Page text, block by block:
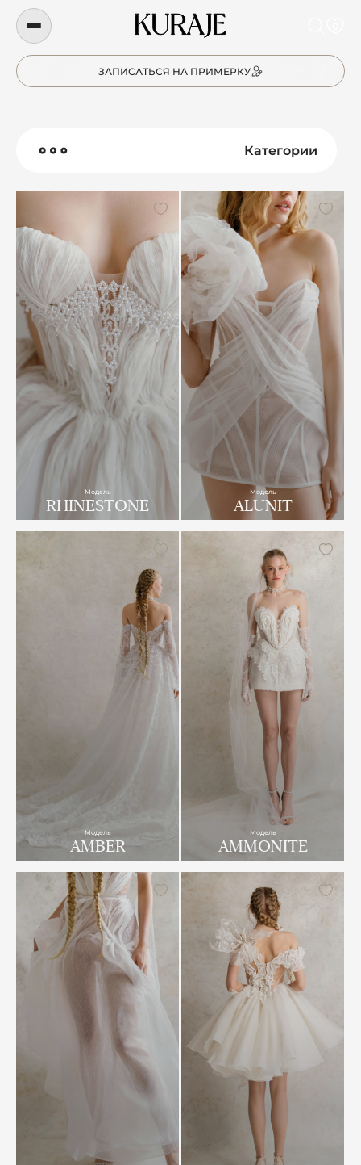
ЗАПИСАТЬСЯ НА ПРИМЕРКУ
Категории
Модель
RHINESTONE
Модель
ALUNIT
Модель
AMBER
Модель
AMMONITE